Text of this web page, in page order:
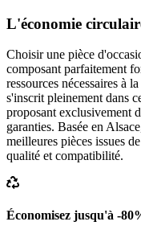
L'économie
Choisir une pièce
composant parfaitement
ressources nécessaires à
s'inscrit pleinement dans
proposant exclusivement
garanties. Basée en
meilleures pièces issues
qualité et compatibilité.
Économisez jusqu'à -